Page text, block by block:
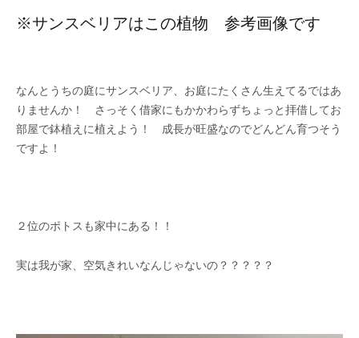
※サンスベリアはこの植物 参考画像です
なんとうちの庭にサンスベリア、お庭にたくさん生えてるではあ
りませんか！ さっそく借家にもかかわらずちょっと拝借してお
部屋で鉢植えに植えよう！ 成長が旺盛なのでどんどん育つそう
ですよ！
２位のポトスも家中にある！！
実は我が家、空気きれいなんじゃないの？？？？？